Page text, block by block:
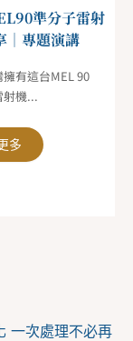
準分子雷射
｜專題演講
擁有這台MEL 90
射機...
多
一次處理不必再